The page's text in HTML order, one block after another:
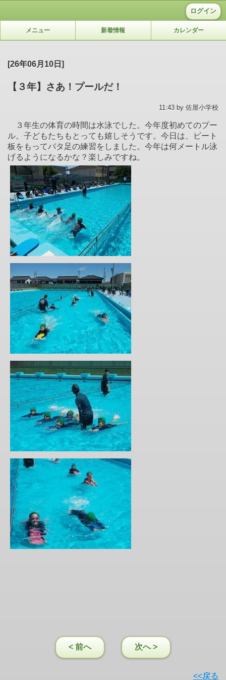
ログイン
メニュー 新着情報 カレンダー
[26年06月10日]
【３年】さあ！プールだ！
11:43 by 佐屋小学校
３年生の体育の時間は水泳でした。今年度初めてのプー
ル。子どもたちもとっても嬉しそうです。今日は、ビート
板をもってバタ足の練習をしました。今年は何メートル泳
げるようになるかな？楽しみですね。
< 前へ 次へ >
<<戻る